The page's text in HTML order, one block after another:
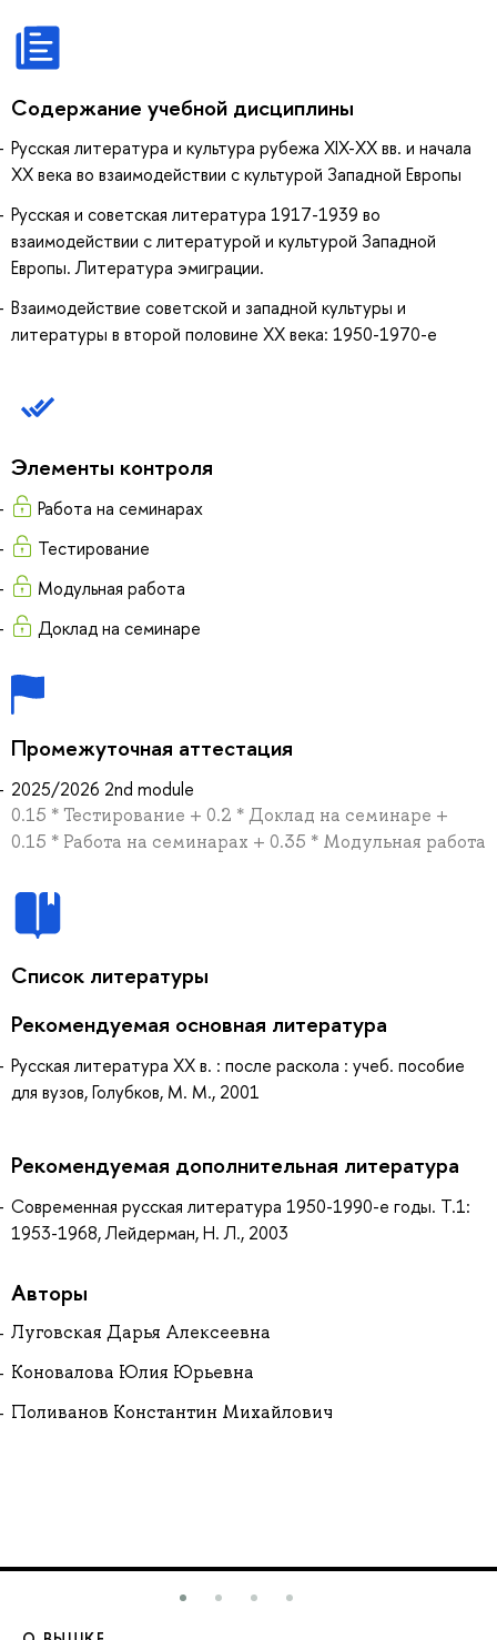
Содержание учебной дисциплины
Русская литература и культура рубежа XIX-XX вв. и начала
XX века во взаимодействии с культурой Западной Европы
Русская и советская литература 1917-1939 во
взаимодействии с литературой и культурой Западной
Европы. Литература эмиграции.
Взаимодействие советской и западной культуры и
литературы в второй половине ХХ века: 1950-1970-е
Элементы контроля
Работа на семинарах
Тестирование
Модульная работа
Доклад на семинаре
Промежуточная аттестация
2025/2026 2nd module
0.15 * Тестирование + 0.2 * Доклад на семинаре +
0.15 * Работа на семинарах + 0.35 * Модульная работа
Список литературы
Рекомендуемая основная литература
Русская литература ХХ в. : после раскола : учеб. пособие
для вузов, Голубков, М. М., 2001
Рекомендуемая дополнительная литература
Современная русская литература 1950-1990-е годы. Т.1:
1953-1968, Лейдерман, Н. Л., 2003
Авторы
Луговская Дарья Алексеевна
Коновалова Юлия Юрьевна
Поливанов Константин Михайлович